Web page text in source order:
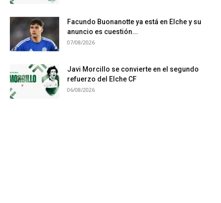
Facundo Buonanotte ya está en Elche y su
anuncio es cuestión...
07/08/2026
Javi Morcillo se convierte en el segundo
refuerzo del Elche CF
06/08/2026